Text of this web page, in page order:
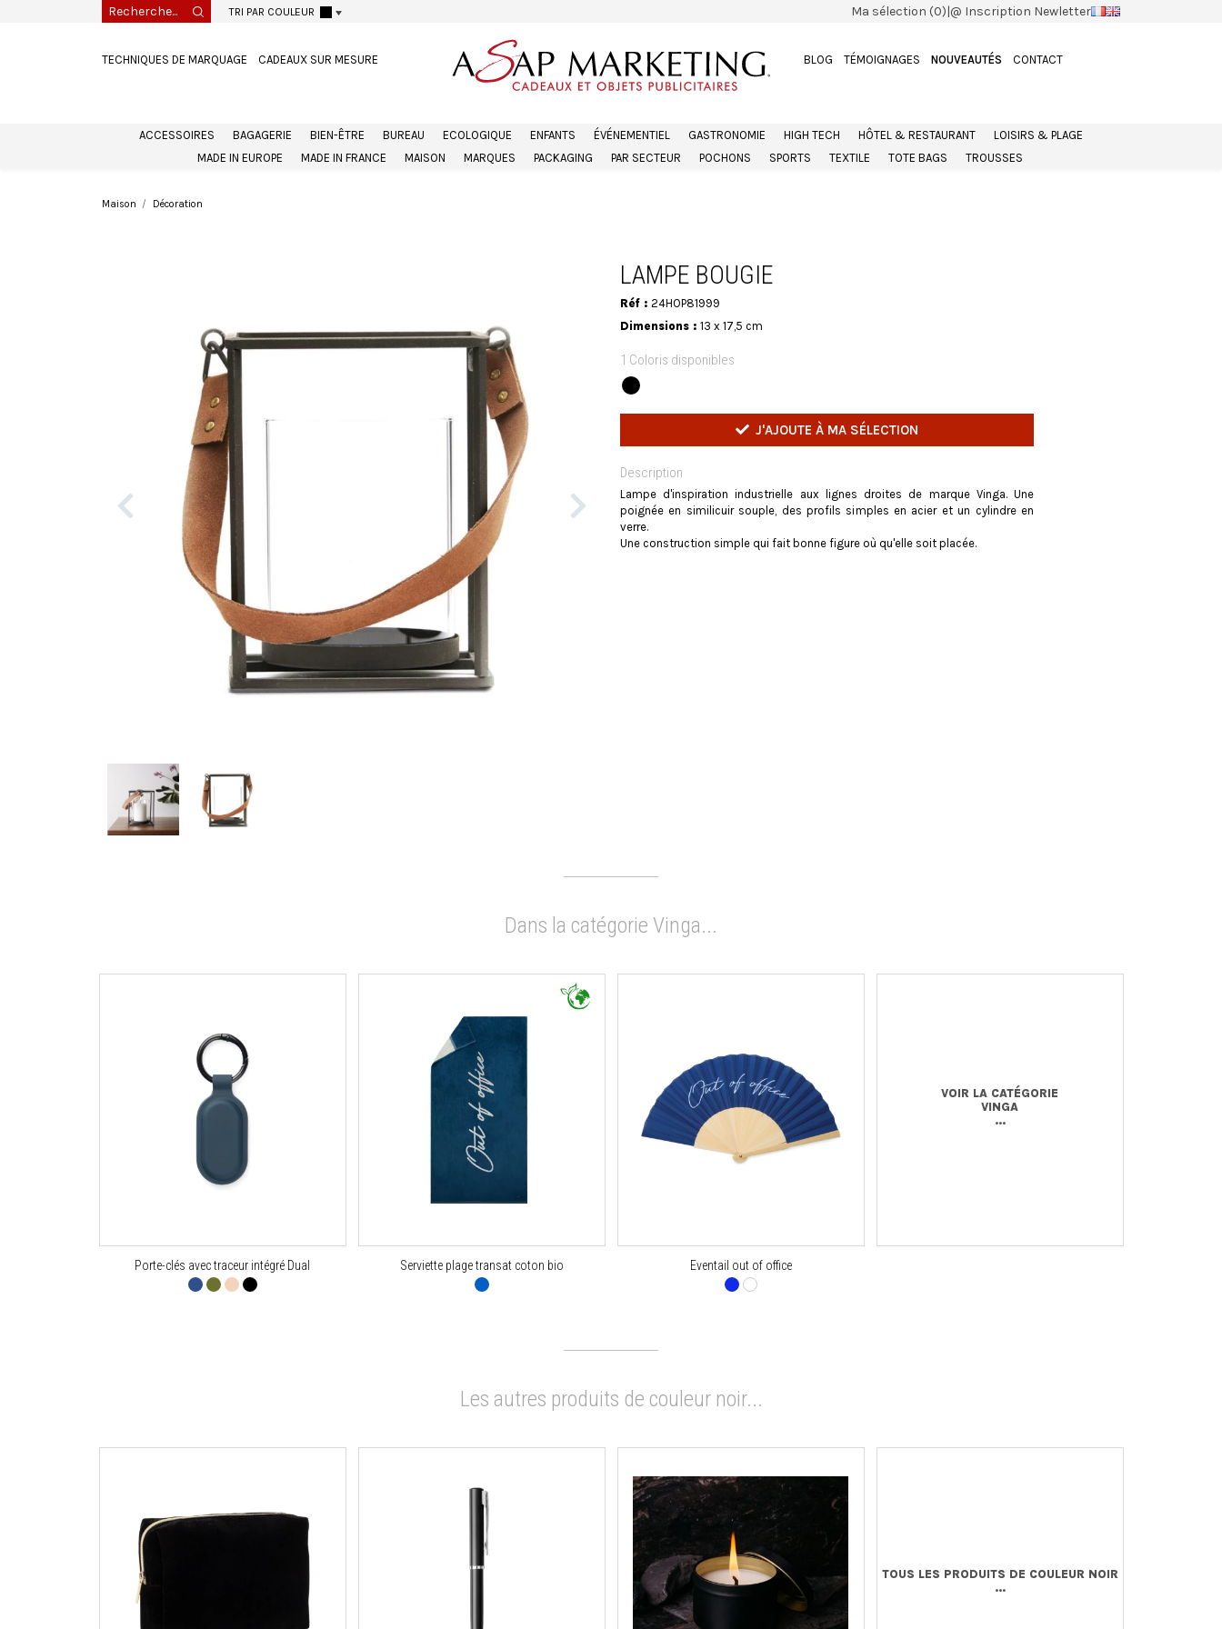
TRI PAR COULEUR Ma sélection (0)|@ Inscription Newletter
TECHNIQUES DE MARQUAGE CADEAUX SUR MESURE BLOG TÉMOIGNAGES NOUVEAUTÉS CONTACT
ACCESSOIRES BAGAGERIE BIEN-ÊTRE BUREAU ECOLOGIQUE ENFANTS ÉVÉNEMENTIEL GASTRONOMIE HIGH TECH HÔTEL & RESTAURANT
LOISIRS & PLAGE
MADE IN EUROPE
MADE IN FRANCE MAISON MARQUES PACKAGING PAR SECTEUR POCHONS SPORTS TEXTILE TOTE BAGS TROUSSES
Maison Décoration
LAMPE BOUGIE
Réf : 24HOP81999
Dimensions : 13 x 17,5 cm
1 Coloris disponibles
J'AJOUTE À MA SÉLECTION
Description
Lampe d'inspiration industrielle aux lignes droites de marque Vinga. Une
poignée en similicuir souple, des profils simples en acier et un cylindre en
verre.
Une construction simple qui fait bonne figure où qu'elle soit placée.
Dans la catégorie Vinga...
Porte-clés avec traceur intégré Dual Serviette plage transat coton bio Eventail out of office
VOIR LA CATÉGORIE
VINGA
...
Les autres produits de couleur noir...
TOUS LES PRODUITS DE COULEUR NOIR
...